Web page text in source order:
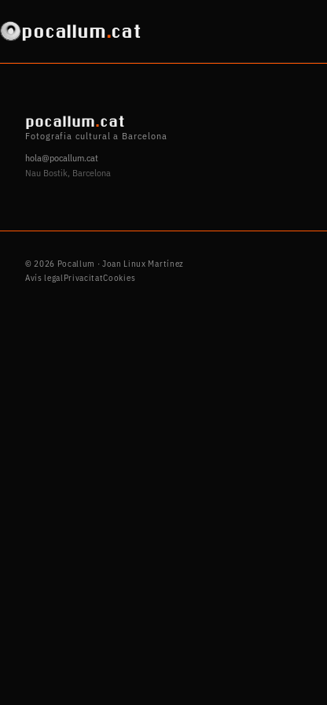
pocallum.cat
pocallum.cat
Fotografia cultural a Barcelona
hola@pocallum.cat
Nau Bostik, Barcelona
© 2026 Pocallum · Joan Linux Martínez
Avís legalPrivacitatCookies